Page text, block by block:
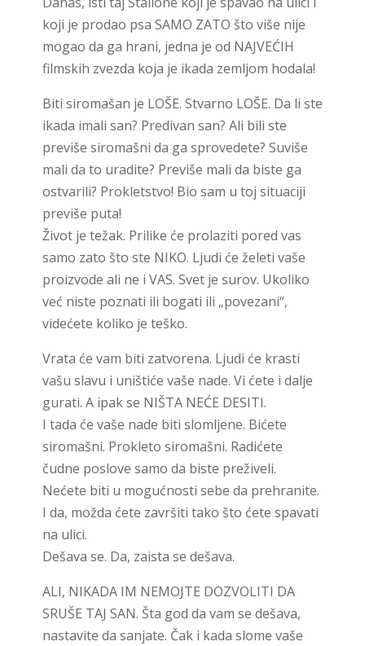
koji je prodao psa SAMO ZATO što više nije
mogao da ga hrani, jedna je od NAJVEĆIH
filmskih zvezda koja je ikada zemljom hodala!
Biti siromašan je LOŠE. Stvarno LOŠE. Da li ste
ikada imali san? Predivan san? Ali bili ste
previše siromašni da ga sprovedete? Suviše
mali da to uradite? Previše mali da biste ga
ostvarili? Prokletstvo! Bio sam u toj situaciji
previše puta!
Život je težak. Prilike će prolaziti pored vas
samo zato što ste NIKO. Ljudi će želeti vaše
proizvode ali ne i VAS. Svet je surov. Ukoliko
već niste poznati ili bogati ili „povezani“,
videćete koliko je teško.
Vrata će vam biti zatvorena. Ljudi će krasti
vašu slavu i uništiće vaše nade. Vi ćete i dalje
gurati. A ipak se NIŠTA NEĆE DESITI.
I tada će vaše nade biti slomljene. Bićete
siromašni. Prokleto siromašni. Radićete
čudne poslove samo da biste preživeli.
Nećete biti u mogućnosti sebe da prehranite.
I da, možda ćete završiti tako što ćete spavati
na ulici.
Dešava se. Da, zaista se dešava.
ALI, NIKADA IM NEMOJTE DOZVOLITI DA
SRUŠE TAJ SAN. Šta god da vam se dešava,
nastavite da sanjate. Čak i kada slome vaše